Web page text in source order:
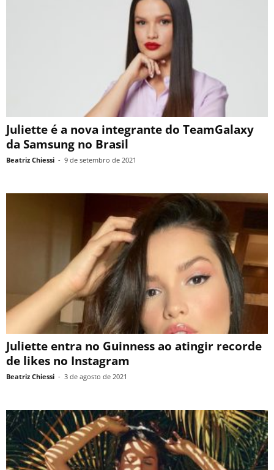
Juliette é a nova integrante do TeamGalaxy
da Samsung no Brasil
Beatriz Chiessi - 9 de setembro de 2021
Juliette entra no Guinness ao atingir recorde
de likes no Instagram
Beatriz Chiessi - 3 de agosto de 2021